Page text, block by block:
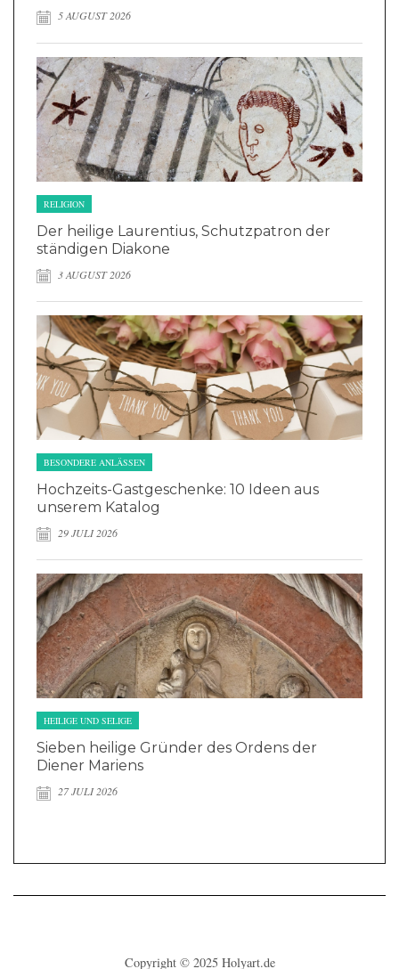
5 AUGUST 2026
RELIGION
Der heilige Laurentius, Schutzpatron der
ständigen Diakone
3 AUGUST 2026
BESONDERE ANLÄSSEN
Hochzeits-Gastgeschenke: 10 Ideen aus
unserem Katalog
29 JULI 2026
HEILIGE UND SELIGE
Sieben heilige Gründer des Ordens der
Diener Mariens
27 JULI 2026
Copyright © 2025 Holyart.de